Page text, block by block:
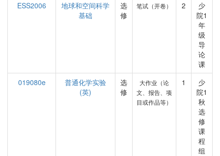
ESS2006
地球和空间科学
基础
选
修
笔试（开卷） 2
少
院1
年
级
导
论
课
019080e
普通化学实验
(英)
选
修
大作业（论
文、报告、项
目或作品等）
1
少
院1
秋
选
修
课
程
组